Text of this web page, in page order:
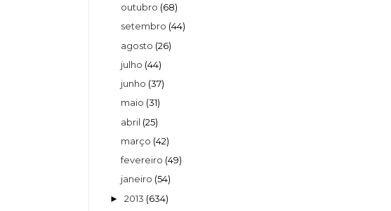
outubro (68)
setembro (44)
agosto (26)
julho (44)
junho (37)
maio (31)
abril (25)
março (42)
fevereiro (49)
janeiro (54)
► 2013 (634)